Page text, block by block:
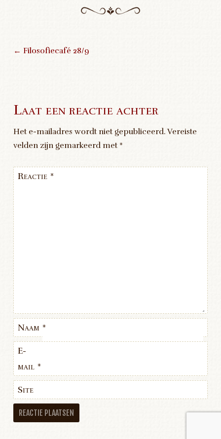
← Filosofiecafé 28/9
Laat een reactie achter
Het e-mailadres wordt niet gepubliceerd.Vereiste
velden zijn gemarkeerd met *
Reactie *
Naam *
E-
mail *
Site